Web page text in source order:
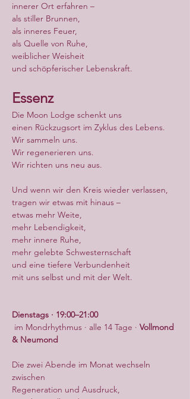
innerer Ort erfahren –
als stiller Brunnen,
als inneres Feuer,
als Quelle von Ruhe,
weiblicher Weisheit
und schöpferischer Lebenskraft.
Essenz
Die Moon Lodge schenkt uns
einen Rückzugsort im Zyklus des Lebens.
Wir sammeln uns.
Wir regenerieren uns.
Wir richten uns neu aus.
Und wenn wir den Kreis wieder verlassen,
tragen wir etwas mit hinaus –
etwas mehr Weite,
mehr Lebendigkeit,
mehr innere Ruhe,
mehr gelebte Schwesternschaft
und eine tiefere Verbundenheit
mit uns selbst und mit der Welt.
Dienstags · 19:00–21:00
im Mondrhythmus · alle 14 Tage · Vollmond
& Neumond
Die zwei Abende im Monat wechseln
zwischen
Regeneration und Ausdruck,